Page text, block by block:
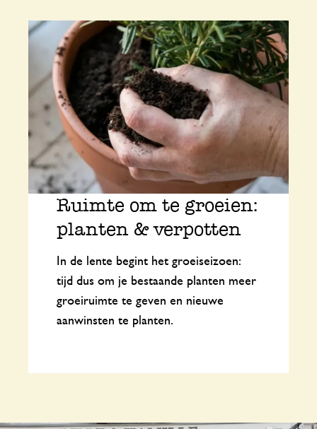
Ruimte om te groeien:
planten & verpotten
In de lente begint het groeiseizoen:
tijd dus om je bestaande planten meer
groeiruimte te geven en nieuwe
aanwinsten te planten.